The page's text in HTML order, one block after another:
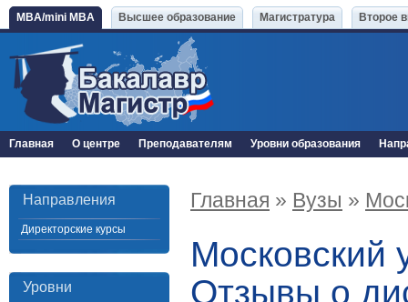
MBA/mini MBA Высшее образование Магистратура Второе
Главная О центре Преподавателям Уровни образования
Направления
Директорские курсы
Уровни
Главная » Вузы »
Московский
Отзывы о